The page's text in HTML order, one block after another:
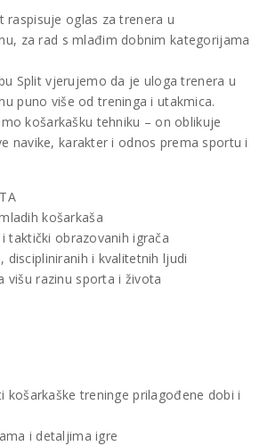
raspisuje oglas za trenera u
za rad s mlađim dobnim kategorijama
Split vjerujemo da je uloga trenera u
puno više od treninga i utakmica.
košarkašku tehniku – on oblikuje
navike, karakter i odnos prema sportu i
košarkaša
taktički obrazovanih igrača
discipliniranih i kvalitetnih ljudi
višu razinu sporta i života
košarkaške treninge prilagođene dobi i
i detaljima igre